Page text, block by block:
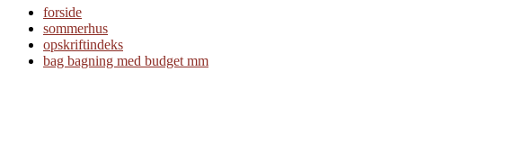
forside
sommerhus
opskriftindeks
bag bagning med budget mm